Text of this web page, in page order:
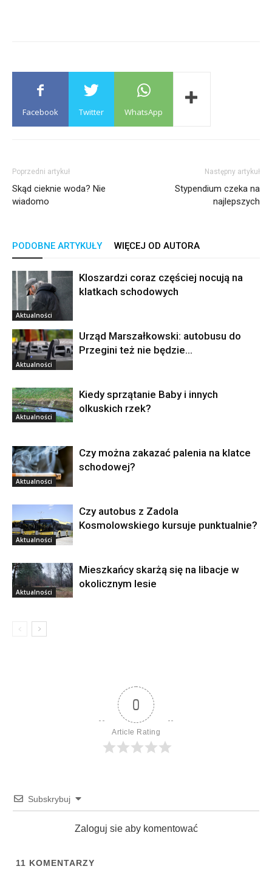
Facebook Twitter WhatsApp
Poprzedni artykuł
Skąd cieknie woda? Nie
wiadomo
Następny artykuł
Stypendium czeka na
najlepszych
PODOBNE ARTYKUŁY WIĘCEJ OD AUTORA
Aktualności
Kloszardzi coraz częściej nocują na
klatkach schodowych
Aktualności
Urząd Marszałkowski: autobusu do
Przegini też nie będzie…
Aktualności
Kiedy sprzątanie Baby i innych
olkuskich rzek?
Aktualności
Czy można zakazać palenia na klatce
schodowej?
Aktualności
Czy autobus z Zadola
Kosmolowskiego kursuje punktualnie?
Aktualności
Mieszkańcy skarżą się na libacje w
okolicznym lesie
0
Article Rating
Subskrybuj
Zaloguj sie aby komentować
11 KOMENTARZY